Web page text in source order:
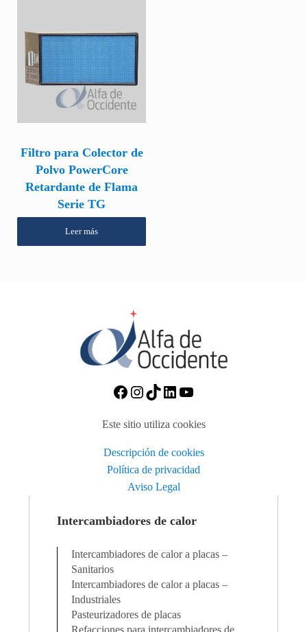
Filtro para Colector de
Polvo PowerCore
Retardante de Flama
Serie TG
Leer más
https://www.facebook.com/
Instagram
TikTok
https://
https://
Este sitio utiliza cookies
Descripción de cookies
Política de privacidad
Aviso Legal
Intercambiadores de calor
Intercambiadores de calor a placas –
Sanitarios
Intercambiadores de calor a placas –
Industriales
Pasteurizadores de placas
Refacciones para intercambiadores de